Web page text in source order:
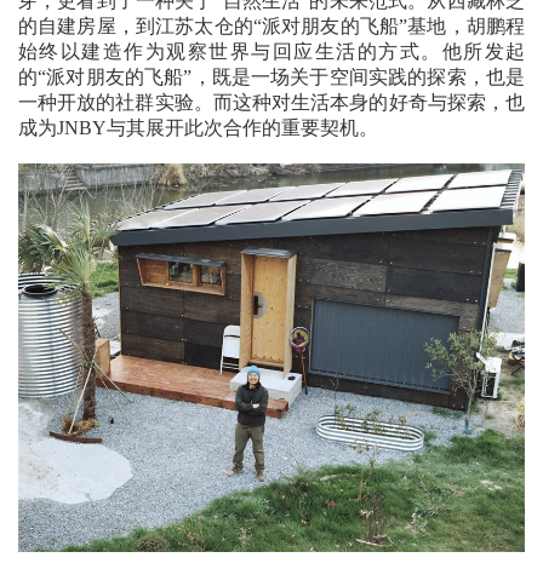
的自建房屋，到江苏太仓的“派对朋友的飞船”基地，胡鹏程
始终以建造作为观察世界与回应生活的方式。他所发起
的“派对朋友的飞船”，既是一场关于空间实践的探索，也是
一种开放的社群实验。而这种对生活本身的好奇与探索，也
成为JNBY与其展开此次合作的重要契机。